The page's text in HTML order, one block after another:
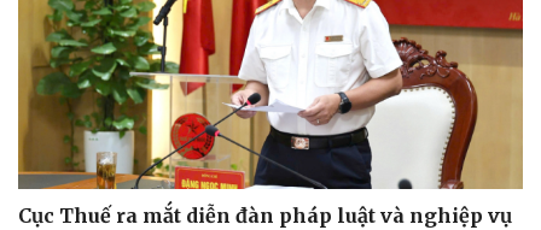
Cục Thuế ra mắt diễn đàn pháp luật và nghiệp vụ